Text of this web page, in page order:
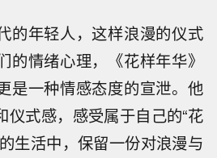
的年轻人，这样浪漫的仪式
的情绪心理，《花样年华》
是一种情感态度的宣泄。他
仪式感，感受属于自己的“花
生活中，保留一份对浪漫与